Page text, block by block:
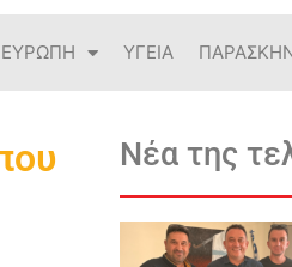
ΕΥΡΩΠΗ ΥΓΕΙΑ
Νέα της